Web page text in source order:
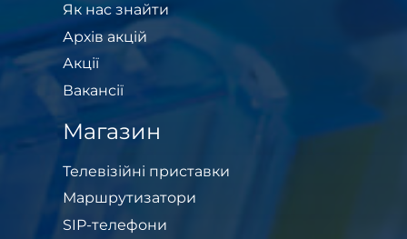
Як нас знайти
Архів акцій
Акції
Вакансії
Магазин
Телевізійні приставки
Маршрутизатори
SIP-телефони